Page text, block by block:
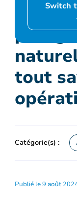
Switch
Lutte
tout
Catégorie(s) :
Publié le 9 août